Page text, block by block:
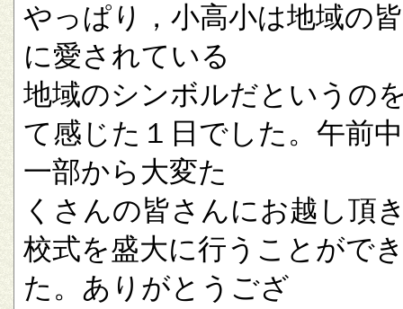
やっぱり，小高小は地域の
に愛されている
地域のシンボルだというの
て感じた１日でした。午前
一部から大変た
くさんの皆さんにお越し頂
校式を盛大に行うことがで
た。ありがとうござ